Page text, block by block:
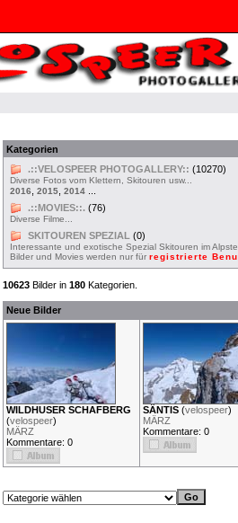
Kategorien
.::VELOSPEER PHOTOGALLERY:: (10270)
Diverse Fotos vom Klettern, Skitouren usw...
2016
2015 2014
.::MOVIES::. (76)
Diverse Filme...
SKITOUREN SPEZIAL (0)
Interessante und exotische Spezial Skitouren im
Bilder und Movies werden nur für registrierte
10623 Bilder in 180 Kategorien.
Neue Bilder
WILDHUSER SCHAFBERG
(velospeer)
MÄRZ
Kommentare: 0
SÄNTIS (velospeer)
MÄRZ
Kommentare: 0